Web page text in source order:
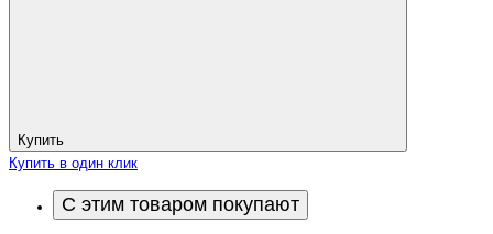
Купить
Купить в один клик
С этим товаром покупают